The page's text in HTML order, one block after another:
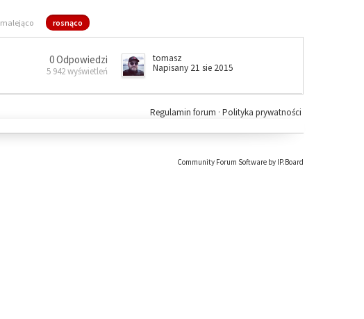
malejąco rosnąco
0 Odpowiedzi
5 942 wyświetleń
tomasz
Napisany 21 sie 2015
Polityka prywatności
Regulamin forum ·
Community Forum Software by IP.Board